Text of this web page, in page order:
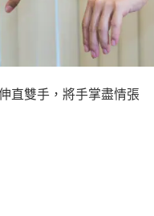
直雙手，將手掌盡情張